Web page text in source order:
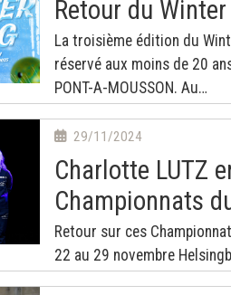
Retour du
La troisième édition du
réservé aux moins de 20
PONT-A-MOUSSON. Au…
29/11/2024
Charlotte LUTZ
Championnats
Retour sur ces
22 au 29 novembre